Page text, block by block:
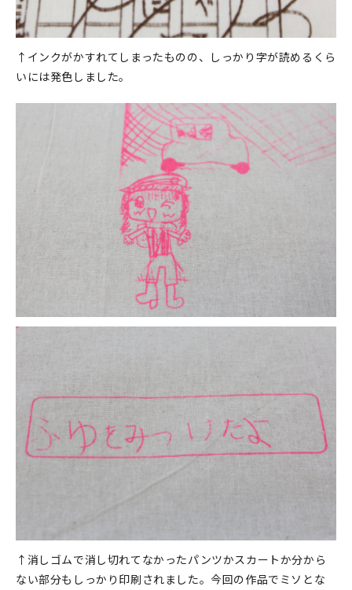
↑インクがかすれてしまったものの、しっかり字が読めるくら
いには発色しました。
↑消しゴムで消し切れてなかったパンツかスカートか分から
ない部分もしっかり印刷されました。今回の作品でミソとな